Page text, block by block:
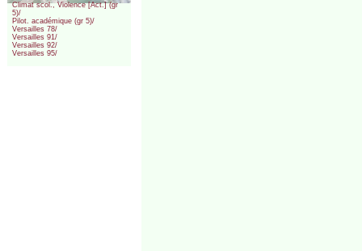
Climat scol., Violence [Act.] (gr
5)/
Pilot. académique (gr 5)/
Versailles 78/
Versailles 91/
Versailles 92/
Versailles 95/